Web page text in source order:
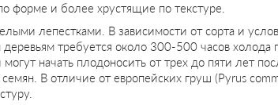
форме и более хрустящие по текстуре.
лепестками. В зависимости от сорта и
требуется около 300-500 часов
начать плодоносить от трех до пяти лет
В отличие от европейских груш (Pyrus